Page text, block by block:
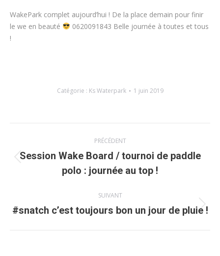
WakePark complet aujourd’hui ! De la place demain pour finir
le we en beauté
0620091843 Belle journée à toutes et tous
!
Catégorie : Ks Waterpark 1 juin 2019
article
PRÉCÉDENT
Article
précédent
Session Wake Board / tournoi de paddle
polo : journée au top !
SUIVANT
Article
:
#snatch c’est toujours bon un jour de pluie !